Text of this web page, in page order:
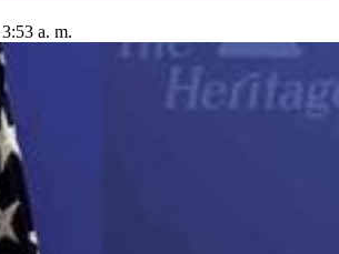
a. m.